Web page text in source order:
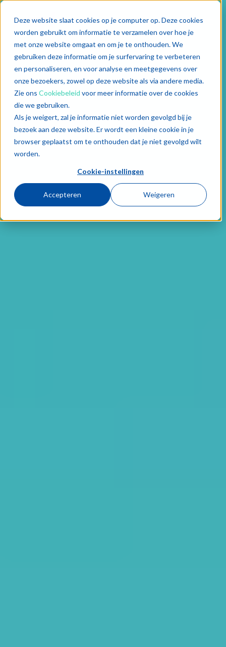
Deze website slaat cookies op je computer op. Deze cookies
worden gebruikt om informatie te verzamelen over hoe je
met onze website omgaat en om je te onthouden. We
gebruiken deze informatie om je surfervaring te verbeteren
en personaliseren, en voor analyse en meetgegevens over
onze bezoekers, zowel op deze website als via andere media.
Zie ons Cookiebeleid voor meer informatie over de cookies
die we gebruiken.
Als je weigert, zal je informatie niet worden gevolgd bij je
bezoek aan deze website. Er wordt een kleine cookie in je
browser geplaatst om te onthouden dat je niet gevolgd wilt
worden.
Cookie-instellingen
Accepteren Weigeren